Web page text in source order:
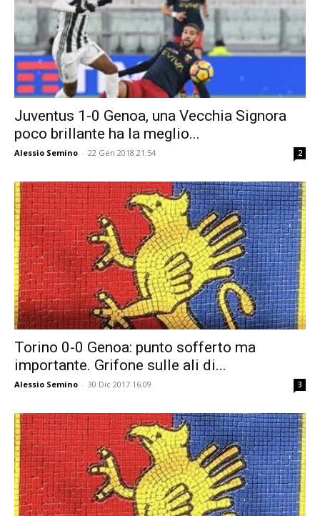
Juventus 1-0 Genoa, una Vecchia Signora
poco brillante ha la meglio...
Alessio Semino - 22 Gen 2018 21:54 2
Torino 0-0 Genoa: punto sofferto ma
importante. Grifone sulle ali di...
Alessio Semino - 30 Dic 2017 16:09 3